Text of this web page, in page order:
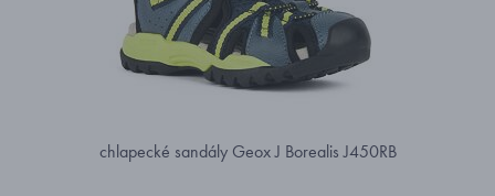
chlapecké sandály Geox J Borealis J450RB